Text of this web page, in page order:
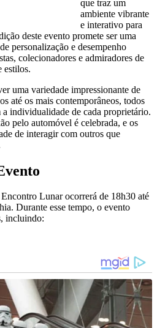
que traz um
ambiente vibrante
e interativo para
deste evento promete ser uma
personalização e desempenho
colecionadores e admiradores de
estilos.
uma variedade impressionante de
até os mais contemporâneos, todos
individualidade de cada proprietário.
pelo automóvel é celebrada, e os
de interagir com outros que
Lunar ocorrerá de 18h30 até
Durante esse tempo, o evento
incluindo: